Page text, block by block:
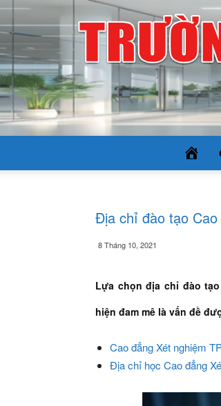
Địa chỉ đào tạo
8 Tháng 10, 2021
Lựa chọn địa chỉ đào tạo
hiện đam mê là vấn đề
Cao đẳng Xét nghiệm
Địa chỉ học Cao đẳng